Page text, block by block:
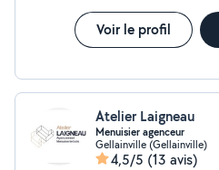
Voir le profil
Atelier Laigneau
Menuisier agenceur
Gellainville (Gellainville)
4,5/5 (13 avis)